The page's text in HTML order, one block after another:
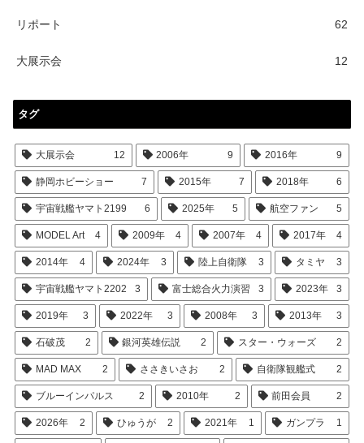
リポート 62
大展示会 12
タグ
大展示会 12 2006年 9 2016年 9
静岡ホビーショー 7 2015年 7 2018年 6
宇宙戦艦ヤマト2199 6 2025年 5 航空ファン 5
MODEL Art 4 2009年 4 2007年 4 2017年 4
2014年 4 2024年 3 陸上自衛隊 3 タミヤ 3
宇宙戦艦ヤマト2202 3 富士総合火力演習 3 2023年 3
2019年 3 2022年 3 2008年 3 2013年 3
石破茂 2 銀河英雄伝説 2 スター・ウォーズ 2
MAD MAX 2 ささきいさお 2 自衛隊観艦式 2
ブルーインパルス 2 2010年 2 前田会員 2
2026年 2 ひゅうが 2 2021年 1 ガンプラ 1